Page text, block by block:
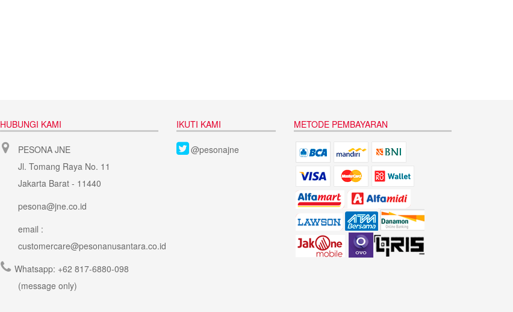
HUBUNGI KAMI
PESONA JNE
Jl. Tomang Raya No. 11
Jakarta Barat - 11440
pesona@jne.co.id
email :
customercare@pesonanusantara.co.id
Whatsapp: +62 817-6880-098
(message only)
IKUTI KAMI
@pesonajne
METODE PEMBAYARAN